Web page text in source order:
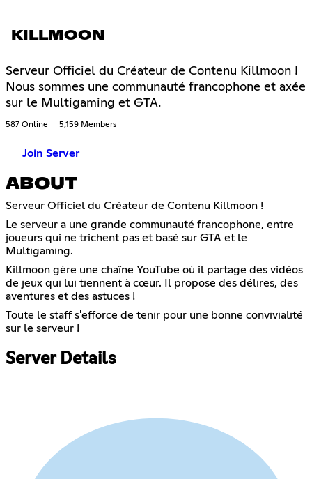
KILLMOON
Serveur Officiel du Créateur de Contenu Killmoon !
Nous sommes une communauté francophone et axée
sur le Multigaming et GTA.
587 Online 5,159 Members
Join Server
ABOUT
Serveur Officiel du Créateur de Contenu Killmoon !
Le serveur a une grande communauté francophone, entre
joueurs qui ne trichent pas et basé sur GTA et le
Multigaming.
Killmoon gère une chaîne YouTube où il partage des vidéos
de jeux qui lui tiennent à cœur. Il propose des délires, des
aventures et des astuces !
Toute le staff s'efforce de tenir pour une bonne convivialité
sur le serveur !
Server Details